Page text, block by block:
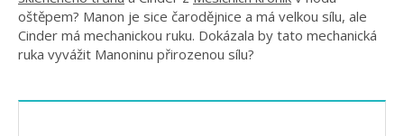
oštěpem? Manon je sice čarodějnice a má velkou sílu, ale
Cinder má mechanickou ruku. Dokázala by tato mechanická
ruka vyvážit Manoninu přirozenou sílu?